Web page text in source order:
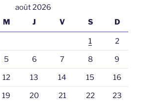
août 2026
M J V S D
1 2
5 6 7 8 9
12 13 14 15 16
19 20 21 22 23